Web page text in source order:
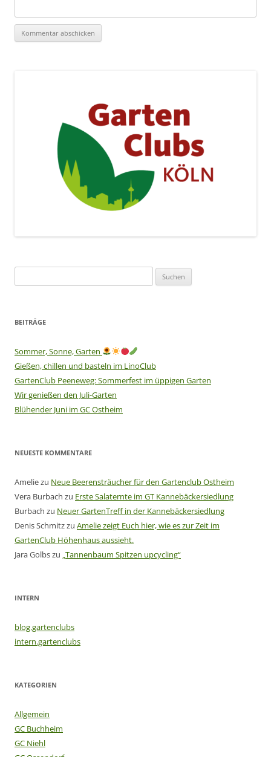
nach:
BEITRÄGE
Sommer, Sonne, Garten
Gießen, chillen und basteln im LinoClub
GartenClub Peeneweg: Sommerfest im üppigen Garten
Wir genießen den Juli-Garten
Blühender Juni im GC Ostheim
NEUESTE KOMMENTARE
Ameliezu Neue Beerensträucher für den Gartenclub Ostheim
Vera Burbach zu Erste Salaternte im GT Kannebäckersiedlung
Burbach zu Neuer GartenTreff in der Kannebäckersiedlung
Denis Schmitzzu Amelie zeigt Euch hier, wie es zur Zeit im
GartenClub Höhenhaus aussieht.
Jara Golbszu „Tannenbaum Spitzen upcycling“
INTERN
blog.gartenclubs
intern.gartenclubs
KATEGORIEN
Allgemein
GC Buchheim
GC Niehl